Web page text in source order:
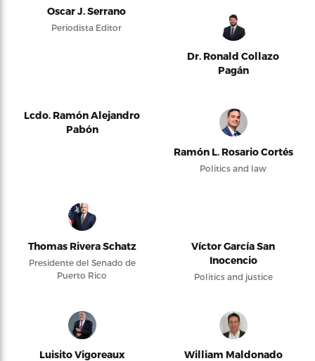
Oscar J. Serrano
Periodista Editor
Dr. Ronald Collazo
Pagán
Lcdo. Ramón Alejandro
Pabón
Ramón L. Rosario Cortés
Politics and law
Thomas Rivera Schatz
Presidente del Senado de
Puerto Rico
Víctor García San
Inocencio
Politics and justice
Luisito Vigoreaux William Maldonado